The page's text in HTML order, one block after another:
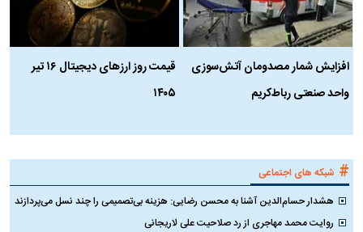
افزایش شمار مصدومان آتش‌سوزی
واحد صنعتی رباط‌کریم
قیمت روز ارز‌های دیجیتال ۱۶ تیر
۱۴۰۵
# شبکه های اجتماعی
هشدار حسام‌الدین آشنا به محسن رضایی: هزینه بی‌تصمیمی را چند نسل می‌پردازند
روایت محمد مهاجری از رد صلاحیت علی لاریجانی